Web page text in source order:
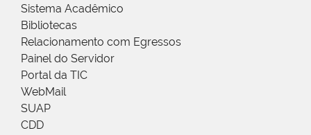
Sistema Acadêmico
Bibliotecas
Relacionamento com Egressos
Painel do Servidor
Portal da TIC
WebMail
SUAP
CDD